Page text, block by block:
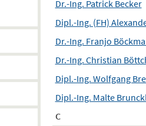
Dr.-Ing. Patrick Becker
Dipl.-Ing. (FH)
Dr.-Ing. Franjo
Dr.-Ing. Christian
Dipl.-Ing. Wolfgang
Dipl.-Ing. Malte
C